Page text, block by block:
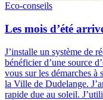
Eco-conseils
Les mois d’été
J’installe un système de
bénéficier d’une source
vous sur les démarches à
la Ville de Dudelange.
rapide due au soleil.